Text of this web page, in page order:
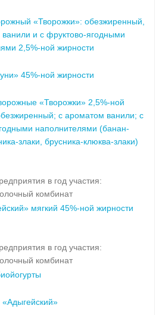
«Творожки»: обезжиренный,
и с фруктово-ягодными
2,5%-ной жирности
45%-ной жирности
«Творожки» 2,5%-ной
с ароматом ванили; с
наполнителями (банан-
злаки, брусника-клюква-злаки)
в год участия:
комбинат
мягкий 45%-ной жирности
в год участия:
комбинат